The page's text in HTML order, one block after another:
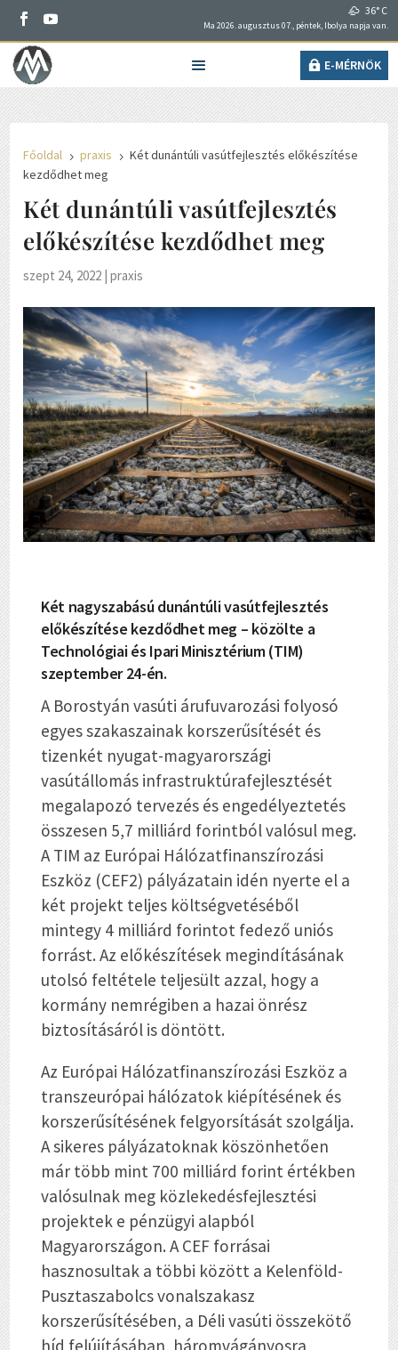
36° C
Ma 2026. augusztus 07., péntek, Ibolya napja van.
E-MÉRNÖK
Főoldal 5 praxis 5 Két dunántúli vasútfejlesztés előkészítése
kezdődhet meg
Két dunántúli vasútfejlesztés
előkészítése kezdődhet meg
szept 24, 2022 |praxis
Két nagyszabású dunántúli vasútfejlesztés
előkészítése kezdődhet meg – közölte a
Technológiai és Ipari Minisztérium (TIM)
szeptember 24-én.
A Borostyán vasúti árufuvarozási folyosó
egyes szakaszainak korszerűsítését és
tizenkét nyugat-magyarországi
vasútállomás infrastruktúrafejlesztését
megalapozó tervezés és engedélyeztetés
összesen 5,7 milliárd forintból valósul meg.
A TIM az Európai Hálózatfinanszírozási
Eszköz (CEF2) pályázatain idén nyerte el a
két projekt teljes költségvetéséből
mintegy 4 milliárd forintot fedező uniós
forrást. Az előkészítések megindításának
utolsó feltétele teljesült azzal, hogy a
kormány nemrégiben a hazai önrész
biztosításáról is döntött.
Az Európai Hálózatfinanszírozási Eszköz a
transzeurópai hálózatok kiépítésének és
korszerűsítésének felgyorsítását szolgálja.
A sikeres pályázatoknak köszönhetően
már több mint 700 milliárd forint értékben
valósulnak meg közlekedésfejlesztési
projektek e pénzügyi alapból
Magyarországon. A CEF forrásai
hasznosultak a többi között a Kelenföld-
Pusztaszabolcs vonalszakasz
korszerűsítésében, a Déli vasúti összekötő
híd felújításában, háromvágányosra